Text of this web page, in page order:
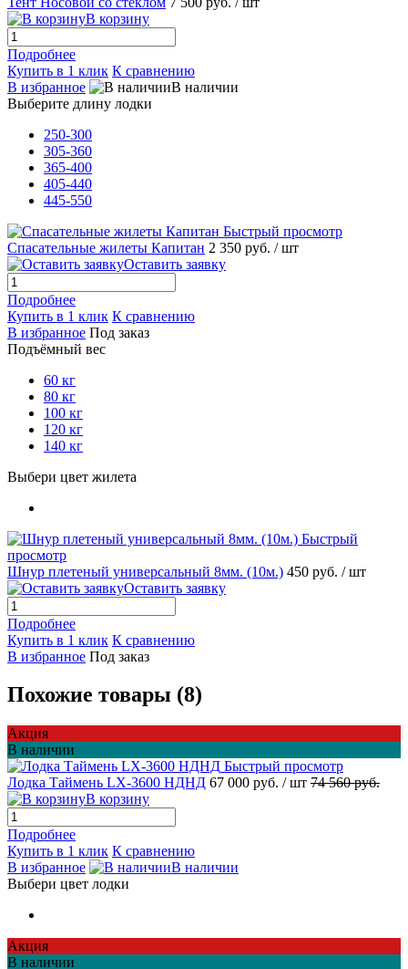
В корзину
Подробнее
Купить в 1 клик К сравнению
В избранное
В наличии
Выберите длину лодки
250-300
305-360
365-400
405-440
445-550
Быстрый просмотр
Спасательные жилеты Капитан 2 350 руб. / шт
Оставить заявку
Подробнее
Купить в 1 клик К сравнению
В избранное Под заказ
Подъёмный вес
60 кг
80 кг
100 кг
120 кг
140 кг
Выбери цвет жилета
Быстрый
просмотр
Шнур плетеный универсальный 8мм. (10м.) 450 руб. / шт
Оставить заявку
Подробнее
Купить в 1 клик К сравнению
В избранное Под заказ
Похожие товары (8)
Акция
В наличии
Быстрый просмотр
Лодка Таймень LX-3600 НДНД 67 000 руб. / шт 74 560 руб.
В корзину
Подробнее
Купить в 1 клик К сравнению
В избранное
В наличии
Выбери цвет лодки
Акция
В наличии